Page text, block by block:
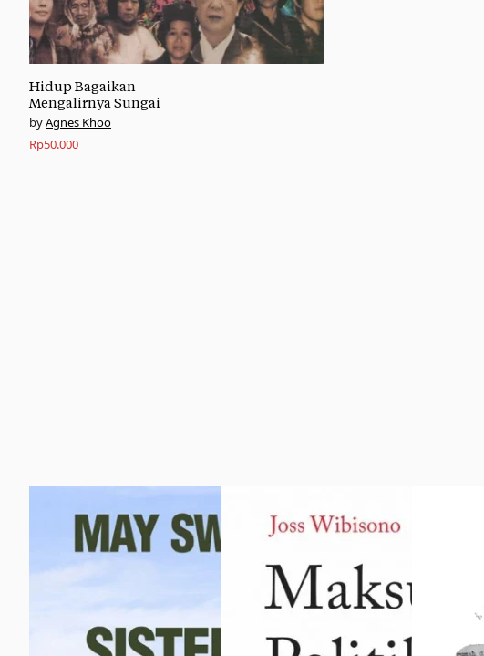
Hidup Bagaikan
Mengalirnya Sungai
Agnes Khoo
Rp50.000